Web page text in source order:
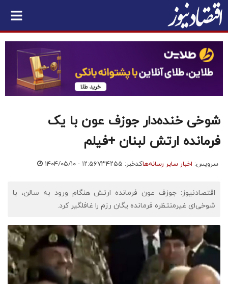
شوخی خنده‌دار جوزف عون با یک
فرمانده ارتش لبنان +فیلم
سرویس: اخبار سایر رسانه‌هاکدخبر: ۷۳۴۲۵۵ ۱۴۰۴/۰۵/۱۰ - ۱۲:۵۶
اقتصادنیوز: جوزف عون فرمانده ارتش هنگام ورود به سالن، با
شوخی‌ای غیرمنتظره فرمانده یگان رزم را غافلگیر کرد.